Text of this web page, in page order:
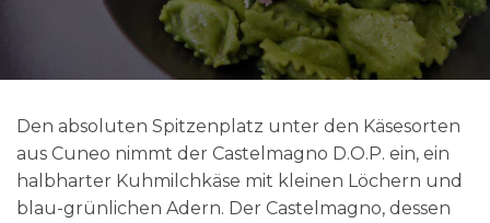
Den absoluten Spitzenplatz unter den Käsesorten
aus Cuneo nimmt der Castelmagno D.O.P. ein, ein
halbharter Kuhmilchkäse mit kleinen Löchern und
blau-grünlichen Adern. Der Castelmagno, dessen